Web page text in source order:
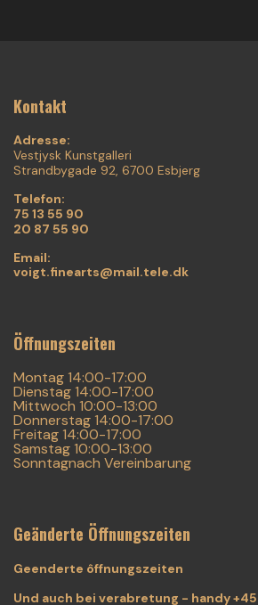
Kontakt
Adresse:
Vestjysk Kunstgalleri
Strandbygade 92, 6700 Esbjerg
Telefon:
75 13 55 90
20 87 55 90
Email:
voigt.finearts@mail.tele.dk
Öffnungszeiten
Montag 14:00-17:00
Dienstag 14:00-17:00
Mittwoch 10:00-13:00
Donnerstag 14:00-17:00
Freitag 14:00-17:00
Samstag 10:00-13:00
Sonntagnach Vereinbarung
Geänderte Öffnungszeiten
Geenderte ôffnungszeiten
Und auch bei verabretung - handy